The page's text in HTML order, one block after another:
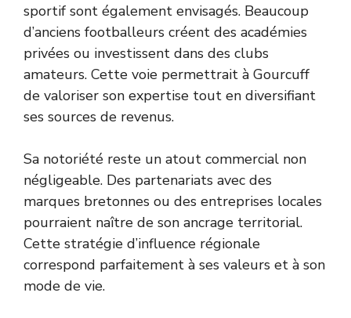
sportif sont également envisagés. Beaucoup
d’anciens footballeurs créent des académies
privées ou investissent dans des clubs
amateurs. Cette voie permettrait à Gourcuff
de valoriser son expertise tout en diversifiant
ses sources de revenus.
Sa notoriété reste un atout commercial non
négligeable. Des partenariats avec des
marques bretonnes ou des entreprises locales
pourraient naître de son ancrage territorial.
Cette stratégie d’influence régionale
correspond parfaitement à ses valeurs et à son
mode de vie.